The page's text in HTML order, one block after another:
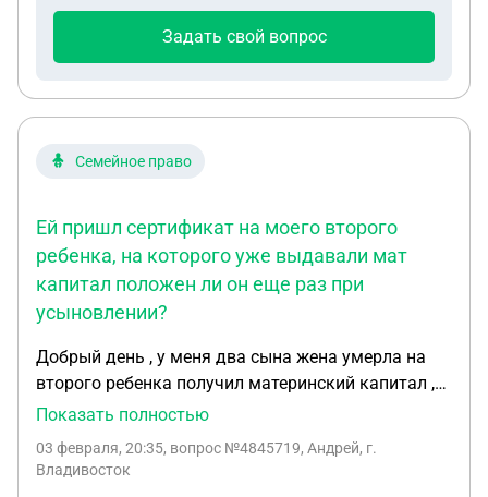
Задать свой вопрос
Семейное право
Ей пришл сертификат на моего второго
ребенка, на которого уже выдавали мат
капитал положен ли он еще раз при
усыновлении?
Добрый день , у меня два сына жена умерла на
второго ребенка получил материнский капитал ,
потратил его. Женился, жена усыновила моего
рождении вписали туда вторую жену. Ей пришл
Показать полностью
03 февраля, 20:35, вопрос №4845719, Андрей, г.
Владивосток